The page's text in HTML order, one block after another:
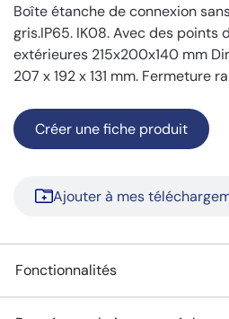
Boîte étanche de connexion
gris.IP65. IK08. Avec des points
extérieures 215x200x140 mm
207 x 192 x 131 mm. Fermeture
Créer une fiche produit
Ajouter à mes
Fonctionnalités